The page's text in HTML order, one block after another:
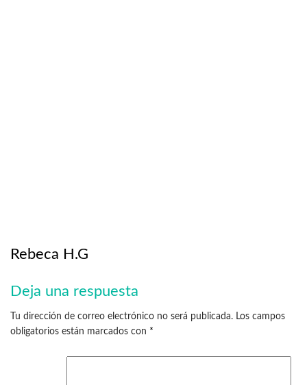
Rebeca H.G
Deja una respuesta
Tu dirección de correo electrónico no será publicada. Los campos
obligatorios están marcados con *